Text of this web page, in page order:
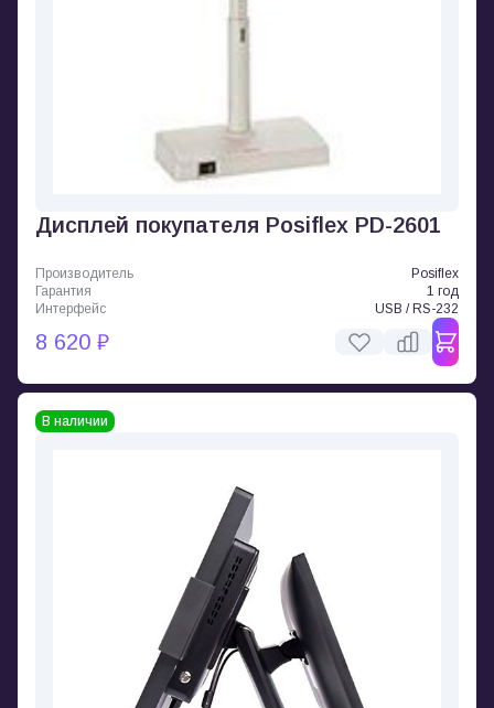
Дисплей покупателя Posiflex PD-2601
Производитель
Posiflex
Гарантия
1 год
Интерфейс
USB / RS-232
8 620 ₽
В наличии